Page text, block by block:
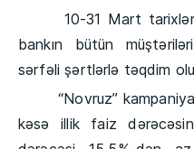
10-31 Mart tarixlərini
bankın bütün
sərfəli şərtlərlə təqdim
“Novruz”
kəsə illik faiz